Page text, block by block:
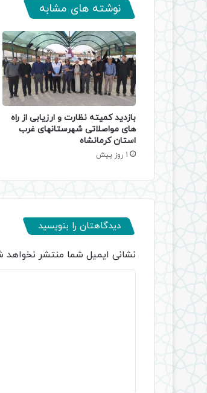
نوشته های مشابه
بازدید کمیته نظارت و ارزیابی از راه
های مواصلاتی شهرستانهای غرب
استان کرمانشاه
1 روز پیش
دیدگاهتان را بنویسید
نشانی ایمیل شما منتشر نخواهد